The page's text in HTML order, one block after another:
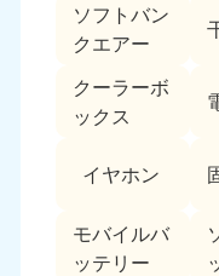
ソフトバン
クエアー
クーラーボ
ックス
イヤホン
モバイルバ
ッテリー
大分県
050-1880-
9:00〜19:00 年中
050-1880-